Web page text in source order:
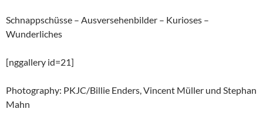
Schnappschüsse – Ausversehenbilder – Kurioses –
Wunderliches
[nggallery id=21]
Photography: PKJC/Billie Enders, Vincent Müller und Stephan
Mahn